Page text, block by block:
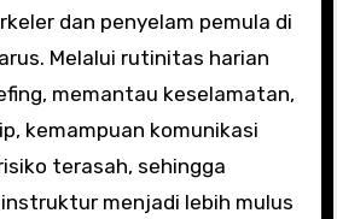
dan penyelam pemula di
Melalui rutinitas harian
memantau keselamatan,
kemampuan komunikasi
terasah, sehingga
menjadi lebih mulus